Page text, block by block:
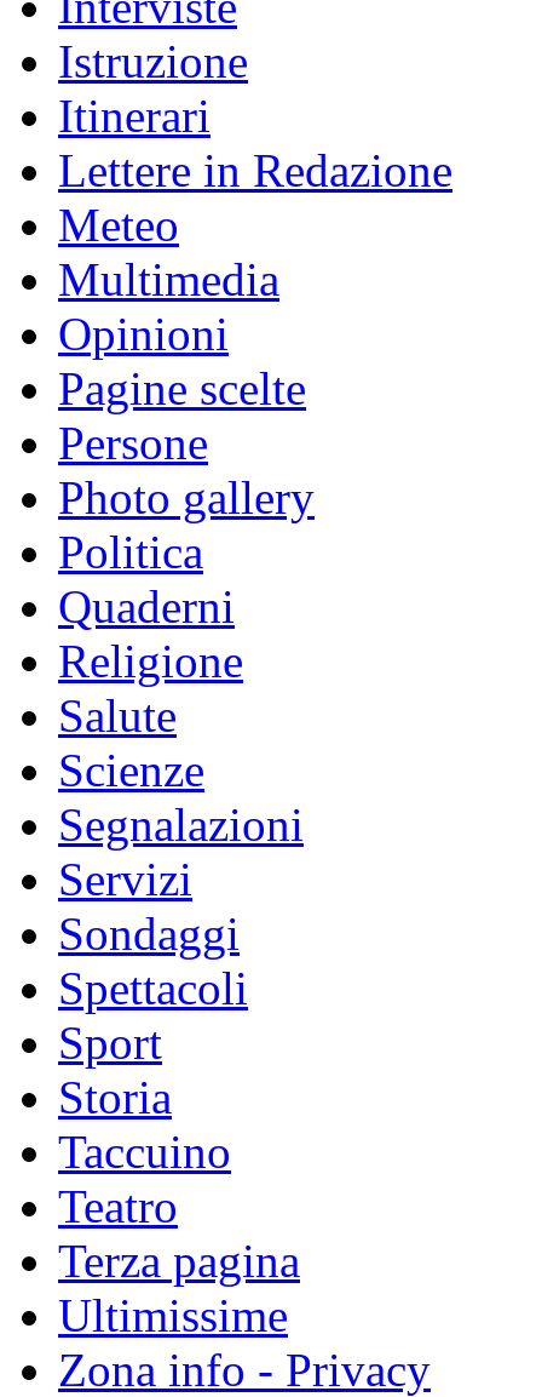
Istruzione
Itinerari
Lettere in Redazione
Meteo
Multimedia
Opinioni
Pagine scelte
Persone
Photo gallery
Politica
Quaderni
Religione
Salute
Scienze
Segnalazioni
Servizi
Sondaggi
Spettacoli
Sport
Storia
Taccuino
Teatro
Terza pagina
Ultimissime
Zona info - Privacy